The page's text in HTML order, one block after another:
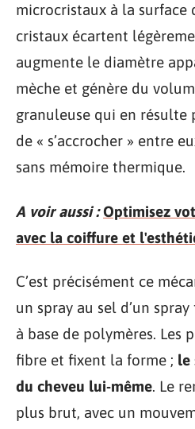
microcristaux à la surface
cristaux écartent
augmente le diamètre
mèche et génère du
granuleuse qui en résulte
de « s’accrocher » entre
sans mémoire thermique.
A voir aussi : Optimisez
avec la coiffure et
C’est précisément ce
un spray au sel d’un
à base de polymères. Les
fibre et fixent la forme ; le
du cheveu lui-même. Le
plus brut, avec un